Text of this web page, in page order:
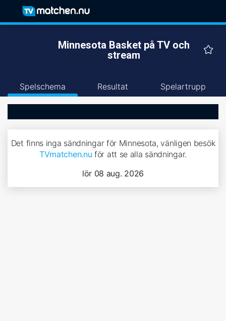
Minnesota Basket på TV och
stream
Spelschema Resultat Spelartrupp
Det finns inga sändningar för Minnesota, vänligen besök
TVmatchen.nu för att se alla sändningar.
lör 08 aug. 2026